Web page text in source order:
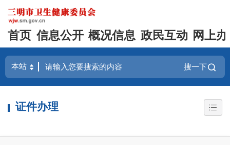
首页 信息公开 概况信息 政民互动 网上
搜一下
证件办理